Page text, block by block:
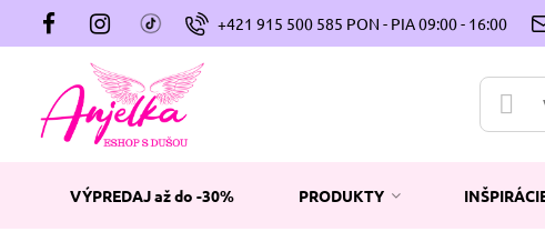
+421 915 500 585 PON - PIA 09:00 - 16:00
VÝPREDAJ až do -30% PRODUKTY